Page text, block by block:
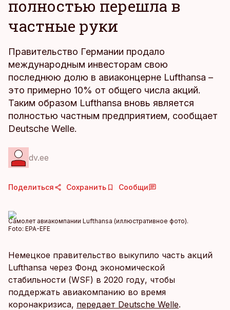
полностью перешла в
частные руки
Правительство Германии продало
международным инвесторам свою
последнюю долю в авиаконцерне Lufthansa –
это примерно 10% от общего числа акций.
Таким образом Lufthansa вновь является
полностью частным предприятием, сообщает
Deutsche Welle.
dv.ee
Поделиться Сохранить Сообщи
Самолет авиакомпании Lufthansa (иллюстративное фото).
Foto: EPA-EFE
Немецкое правительство выкупило часть акций
Lufthansa через Фонд экономической
стабильности (WSF) в 2020 году, чтобы
поддержать авиакомпанию во время
коронакризиса, передает Deutsche Welle.